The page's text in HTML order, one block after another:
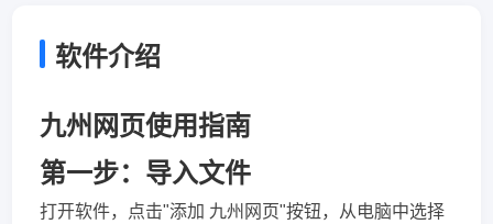
软件介绍
九州网页使用指南
第一步：导入文件
打开软件，点击"添加 九州网页"按钮，从电脑中选择